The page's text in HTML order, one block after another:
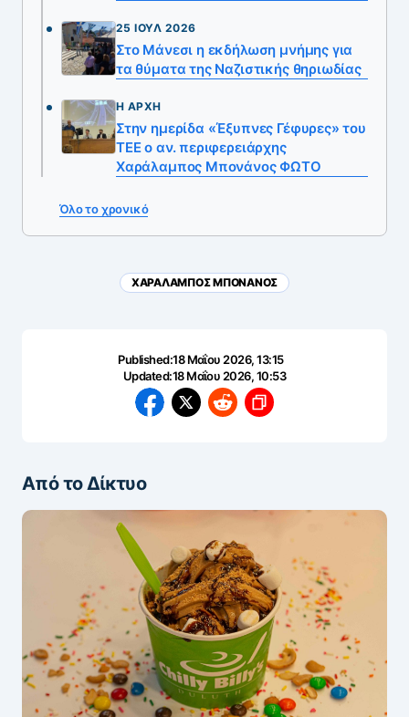
25 ΙΟΎΛ 2026
Στο Μάνεσι η εκδήλωση μνήμης για
τα θύματα της Ναζιστικής θηριωδίας
Η ΑΡΧΉ
Στην ημερίδα «Έξυπνες Γέφυρες» του
ΤΕΕ ο αν. περιφερειάρχης
Χαράλαμπος Μπονάνος ΦΩΤΟ
Όλο το χρονικό
ΧΑΡΑΛΑΜΠΟΣ ΜΠΟΝΑΝΟΣ
Published:18 Μαΐου 2026, 13:15
Updated:18 Μαΐου 2026, 10:53
Από το Δίκτυο